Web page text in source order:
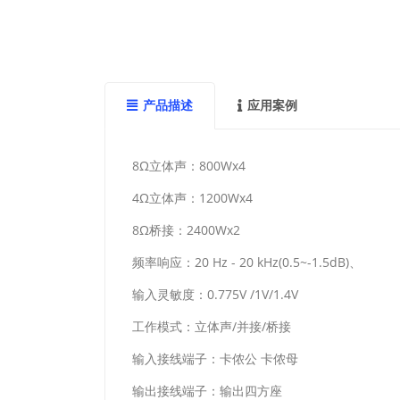
产品描述 应用案例
8Ω立体声：800Wx4
4Ω立体声：1200Wx4
8Ω桥接：2400Wx2
频率响应：20 Hz - 20 kHz(0.5~-1.5dB)、
输入灵敏度：0.775V /1V/1.4V
工作模式：立体声/并接/桥接
输入接线端子：卡侬公 卡侬母
输出接线端子：输出四方座